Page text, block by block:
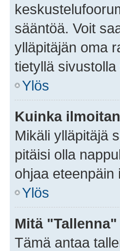
sääntöä. Voit
ylläpitäjän oma
tietyllä
Ylös
Kuinka
Mikäli ylläpitäjä
pitäisi olla
ohjaa
Ylös
Mitä
Tämä antaa